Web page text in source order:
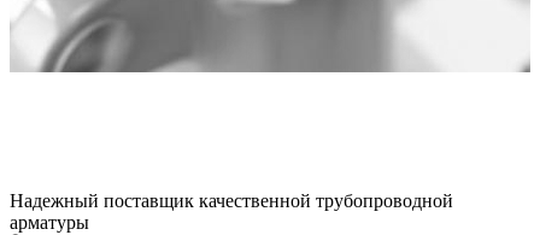
Надежный поставщик качественной трубопроводной
арматуры